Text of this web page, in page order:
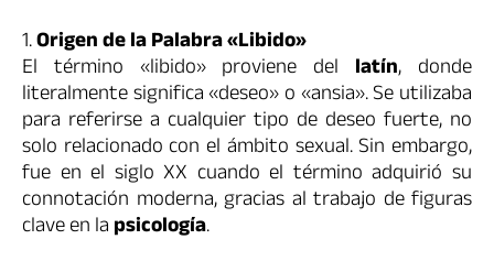
1.Origen de la Palabra «Libido»
El término «libido» proviene del latín, donde
literalmente significa «deseo» o «ansia». Se utilizaba
para referirse a cualquier tipo de deseo fuerte, no
solo relacionado con el ámbito sexual. Sin embargo,
fue en el siglo XX cuando el término adquirió su
connotación moderna, gracias al trabajo de figuras
clave en lapsicología.